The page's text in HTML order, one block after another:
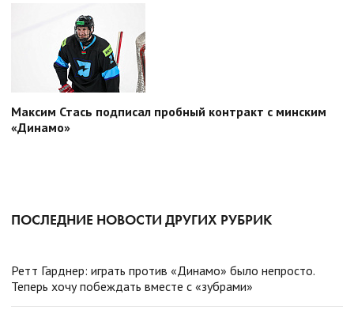
Максим Стась подписал пробный контракт с минским
«Динамо»
ПОСЛЕДНИЕ НОВОСТИ ДРУГИХ РУБРИК
Ретт Гарднер: играть против «Динамо» было непросто.
Теперь хочу побеждать вместе с «зубрами»